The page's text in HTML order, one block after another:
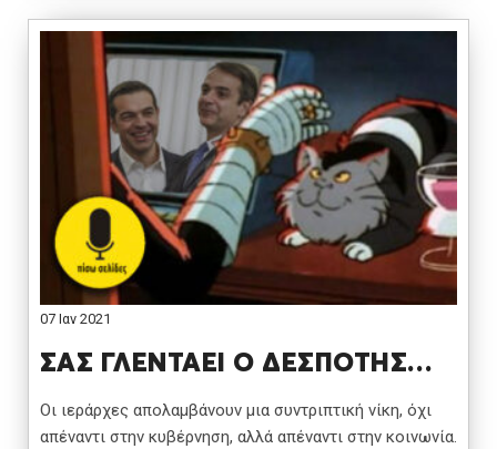
07 Ιαν 2021
ΣΑΣ ΓΛΕΝΤΑΕΙ Ο ΔΕΣΠΟΤΗΣ…
Οι ιεράρχες απολαμβάνουν μια συντριπτική νίκη, όχι
απέναντι στην κυβέρνηση, αλλά απέναντι στην κοινωνία.